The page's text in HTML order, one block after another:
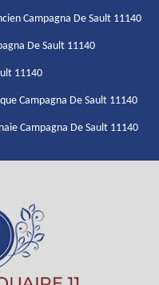
Campagna De Sault 11140
De Sault 11140
11140
Campagna De Sault 11140
Campagna De Sault 11140